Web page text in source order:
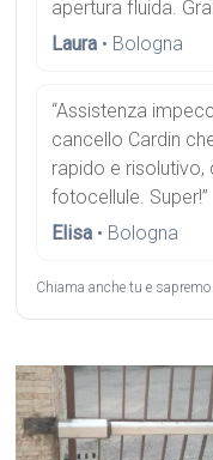
apertura fluida.
Laura • Bologna
“Assistenza
cancello Cardin
rapido e risolutivo,
fotocellule. Super!”
Elisa • Bologna
Chiama anche tu e